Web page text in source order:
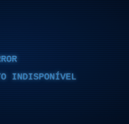
INDISPONÍVEL